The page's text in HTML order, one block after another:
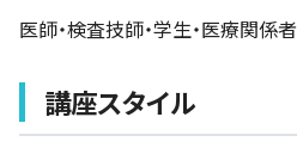
医師・検査技師・学生・医療関係者
講座スタイル